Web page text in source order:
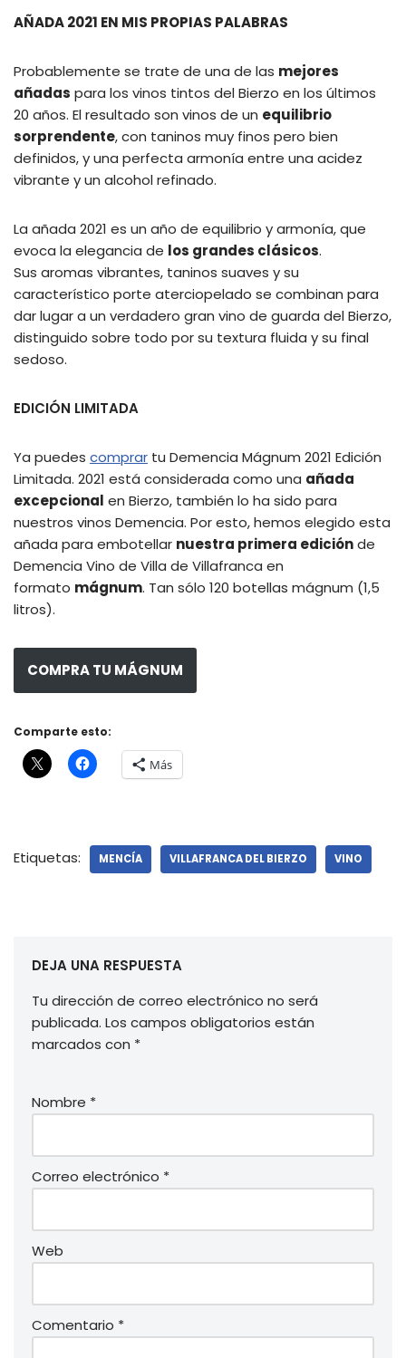
AÑADA 2021 EN MIS PROPIAS PALABRAS
Probablemente se trate de una de las mejores
añadas para los vinos tintos del Bierzo en los últimos
20 años. El resultado son vinos de un equilibrio
sorprendente, con taninos muy finos pero bien
definidos, y una perfecta armonía entre una acidez
vibrante y un alcohol refinado.
La añada 2021 es un año de equilibrio y armonía, que
evoca la elegancia de los grandes clásicos.
Sus aromas vibrantes, taninos suaves y su
característico porte aterciopelado se combinan para
dar lugar a un verdadero gran vino de guarda del Bierzo,
distinguido sobre todo por su textura fluida y su final
sedoso.
EDICIÓN LIMITADA
Ya puedes comprar tu Demencia Mágnum 2021 Edición
Limitada. 2021 está considerada como una añada
excepcional en Bierzo, también lo ha sido para
nuestros vinos Demencia. Por esto, hemos elegido esta
añada para embotellar nuestra primera ediciónde
Demencia Vino de Villa de Villafranca en
formato mágnum. Tan sólo 120 botellas mágnum (1,5
litros).
COMPRA TU MÁGNUM
Comparte esto:
Más
Etiquetas: MENCÍA VILLAFRANCA DEL BIERZO VINO
DEJA UNA RESPUESTA
Tu dirección de correo electrónico no será
publicada. Los campos obligatorios están
marcados con *
Nombre *
Correo electrónico *
Web
Comentario *